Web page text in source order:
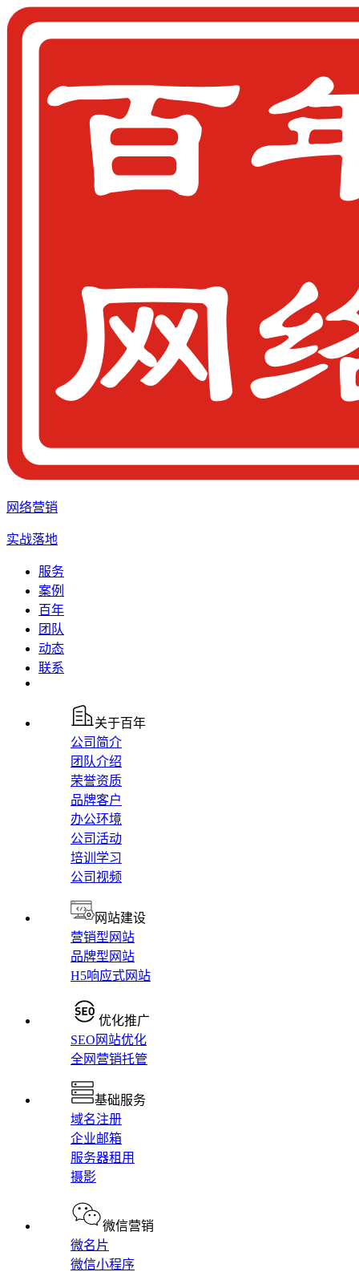
网络营销
实战落地
服务
案例
百年
团队
动态
联系
关于百年
公司简介
团队介绍
荣誉资质
品牌客户
办公环境
公司活动
培训学习
公司视频
网站建设
营销型网站
品牌型网站
H5响应式网站
优化推广
SEO网站优化
全网营销托管
基础服务
域名注册
企业邮箱
服务器租用
摄影
微信营销
微名片
微信小程序